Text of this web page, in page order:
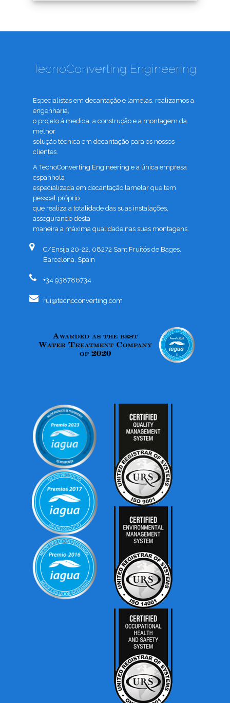
TecnoConverting Engineering
Especialistas em decantação e lamelas, realizamos a
engenharia,
o projeto á medida, a construção e a montagem da
melhor
solução técnica em decantação para os nossos
clientes.
A TecnoConverting Engineering e a única empresa
espanhola
especializada em decantação lamelar que tem
pessoal próprio
que realiza a totalidade das suas instalações,
assegurando desta
maneira a máxima qualidade nas suas montagens.
C/Ensija 20-22, 08272 Sant Fruitós de Bages,
Barcelona, Spain
+34 938786734
rui@tecnoconverting.com